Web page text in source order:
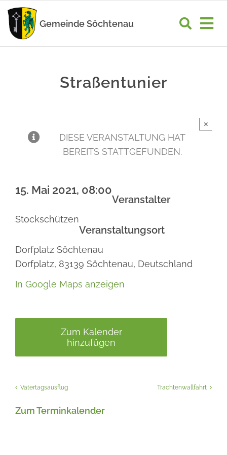
Zum
Inhalt
springen
Gemeinde Söchtenau
WIRTSCHAFT
UNSER ORT
Straßentunier
DIESE VERANSTALTUNG HAT
BEREITS STATTGEFUNDEN.
×
15. Mai 2021, 08:00
Veranstalter
Stockschützen
Veranstaltungsort
Dorfplatz Söchtenau
Dorfplatz, 83139 Söchtenau, Deutschland
In Google Maps anzeigen
Zum Kalender
hinzufügen
Vatertagsausflug Trachtenwallfahrt
Zum Terminkalender